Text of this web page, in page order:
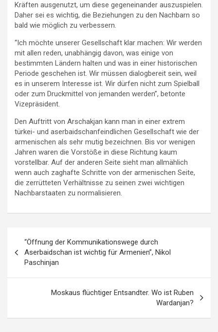
Kräften ausgenutzt, um diese gegeneinander auszuspielen.
Daher sei es wichtig, die Beziehungen zu den Nachbarn so
bald wie möglich zu verbessern.
“Ich möchte unserer Gesellschaft klar machen: Wir werden
mit allen reden, unabhängig davon, was einige von
bestimmten Ländern halten und was in einer historischen
Periode geschehen ist. Wir müssen dialogbereit sein, weil
es in unserem Interesse ist. Wir dürfen nicht zum Spielball
oder zum Druckmittel von jemanden werden”, betonte
Vizepräsident.
Den Auftritt von Arschakjan kann man in einer extrem
türkei- und aserbaidschanfeindlichen Gesellschaft wie der
armenischen als sehr mutig bezeichnen. Bis vor wenigen
Jahren waren die Vorstöße in diese Richtung kaum
vorstellbar. Auf der anderen Seite sieht man allmählich
wenn auch zaghafte Schritte von der armenischen Seite,
die zerrütteten Verhältnisse zu seinen zwei wichtigen
Nachbarstaaten zu normalisieren.
Post
navigation
“Öffnung der Kommunikationswege durch
Aserbaidschan ist wichtig für Armenien”, Nikol
Paschinjan
Moskaus flüchtiger Entsandter. Wo ist Ruben
Wardanjan?